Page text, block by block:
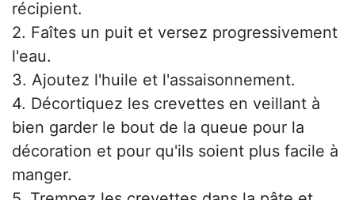
récipient.
2. Faîtes un puit et versez progressivement
l'eau.
3. Ajoutez l'huile et l'assaisonnement.
4. Décortiquez les crevettes en veillant à
bien garder le bout de la queue pour la
décoration et pour qu'ils soient plus facile à
manger.